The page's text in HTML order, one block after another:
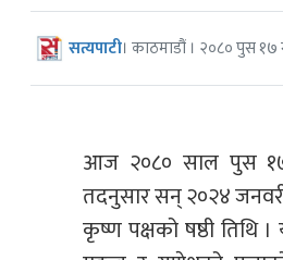
सत्यपाटी। काठमाडौं । २०८० पुस
आज २०८० साल पुस
तदनुसार सन् २०२४
कृष्ण पक्षको षष्ठी तिथि